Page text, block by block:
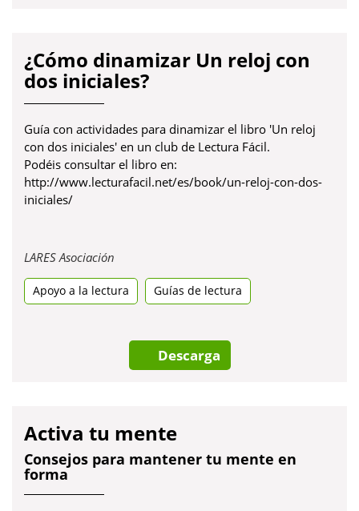
¿Cómo dinamizar Un reloj con
dos iniciales?
Guía con actividades para dinamizar el libro 'Un reloj
con dos iniciales' en un club de Lectura Fácil.
Podéis consultar el libro en:
http://www.lecturafacil.net/es/book/un-reloj-con-dos-
iniciales/
LARES Asociación
en
una
pestanya
Apoyo a la lectura Guías de lectura
Descarga
Activa tu mente
Consejos para mantener tu mente en
forma